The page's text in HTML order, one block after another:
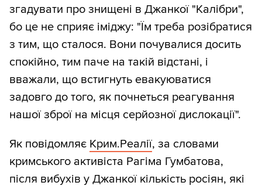
згадувати про знищені в Джанкої "Калібри",
бо це не сприяє іміджу: "Їм треба розібратися
з тим, що сталося. Вони почувалися досить
спокійно, тим паче на такій відстані, і
вважали, що встигнуть евакуюватися
задовго до того, як почнеться реагування
нашої зброї на місця серйозної дислокації".
Як повідомляє Крим.Реалії, за словами
кримського активіста Рагіма Гумбатова,
після вибухів у Джанкої кількість росіян, які